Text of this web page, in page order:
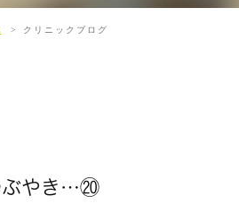
クリニックブログ
ぶやき…⑳